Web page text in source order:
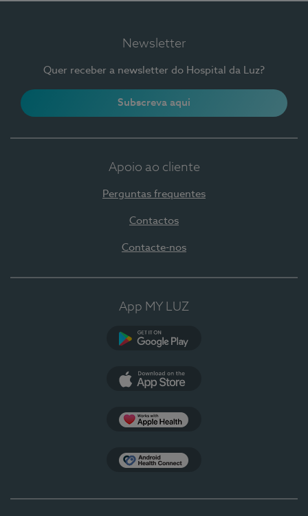
Newsletter
Quer receber a newsletter do Hospital da Luz?
Subscreva aqui
Apoio ao cliente
Perguntas frequentes
Contactos
Contacte-nos
App MY LUZ